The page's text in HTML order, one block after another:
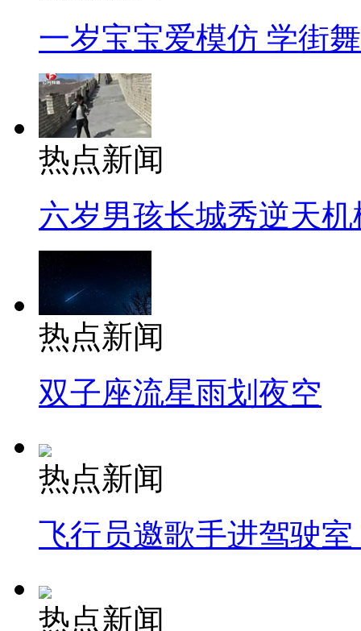
一岁宝宝爱模仿 学街
热点新闻
六岁男孩长城秀逆天机
热点新闻
双子座流星雨划夜空
热点新闻
飞行员邀歌手进驾驶
热点新闻